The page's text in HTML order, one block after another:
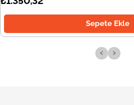
Sepete Ekle
‹ ›